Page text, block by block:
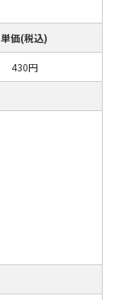
単価(税込)
430円